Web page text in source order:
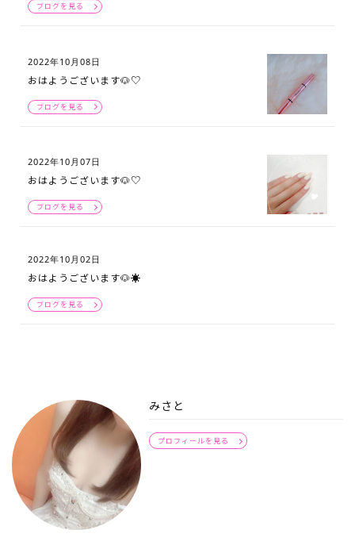
ブログを見る
2022年10月08日
おはようございます🐶♡
ブログを見る
2022年10月07日
おはようございます🐶♡
ブログを見る
2022年10月02日
おはようございます🐶☀️
ブログを見る
みさと
プロフィールを見る